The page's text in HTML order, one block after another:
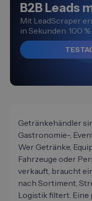
B2B Leads
Mit LeadScraper
in Sekunden. 100
Getränkehändler
Gastronomie-,
Wer Getränke,
Fahrzeuge oder
verkauft, braucht
nach Sortiment,
Logistik filtert. Eine